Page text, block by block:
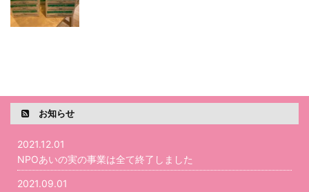
お知らせ
2021.12.01
NPOあいの実の事業は全て終了しました
2021.09.01